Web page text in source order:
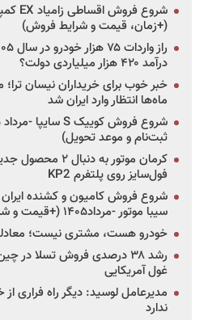
(+زمان، قیمت و شرایط فروش)
درآمد ۴۲۰ هزار میلیاردی دولت؟
خبر خوب برای خریداران نیسان
ماه‌ها انتظار وارد ایران شد
ثبت‌نام و موعد تحویل)
فول‌سایز روی پلتفرم KP2
شروع فروش کامیون و کشنده
سیبا موتور -مرداد۱۴۰۵ (+قیمت و شرایط)
خودرو هست، مشتری نیست؛ معادله
رشد ۳۸ درصدی فروش تسلا در
غول آمریکایی
مدیرعامل لوسید: دیگر راه فراری
ندارد